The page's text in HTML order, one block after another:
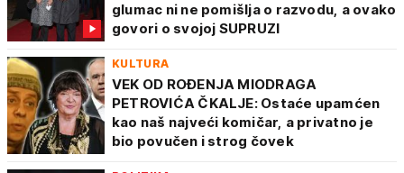
glumac ni ne pomišlja o razvodu, a ovako
govori o svojoj SUPRUZI
KULTURA
VEK OD ROĐENJA MIODRAGA
PETROVIĆA ČKALJE: Ostaće upamćen
kao naš najveći komičar, a privatno je
bio povučen i strog čovek